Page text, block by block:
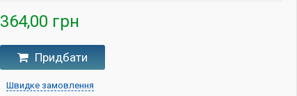
364,00 грн
Придбати
Швидке замовлення